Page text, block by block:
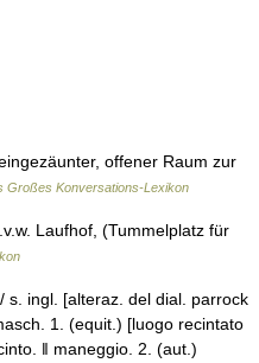
offener Raum zur
Großes Konversations-Lexikon
Laufhof, (Tummelplatz für
ingl. [alteraz. del dial. parrock
1. (equit.) [luogo recintato
‖ maneggio. 2. (aut.)